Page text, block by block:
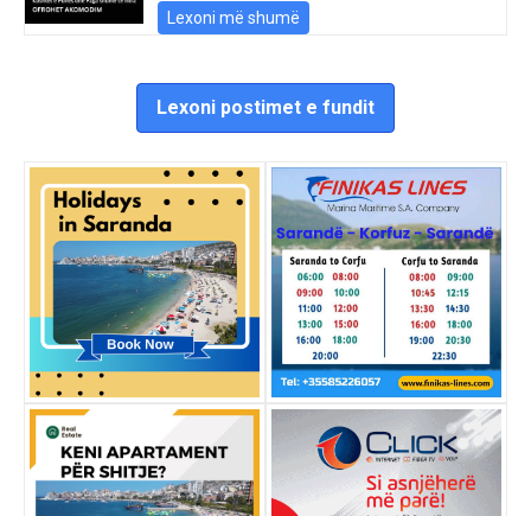
Lexoni më shumë
Lexoni postimet e fundit